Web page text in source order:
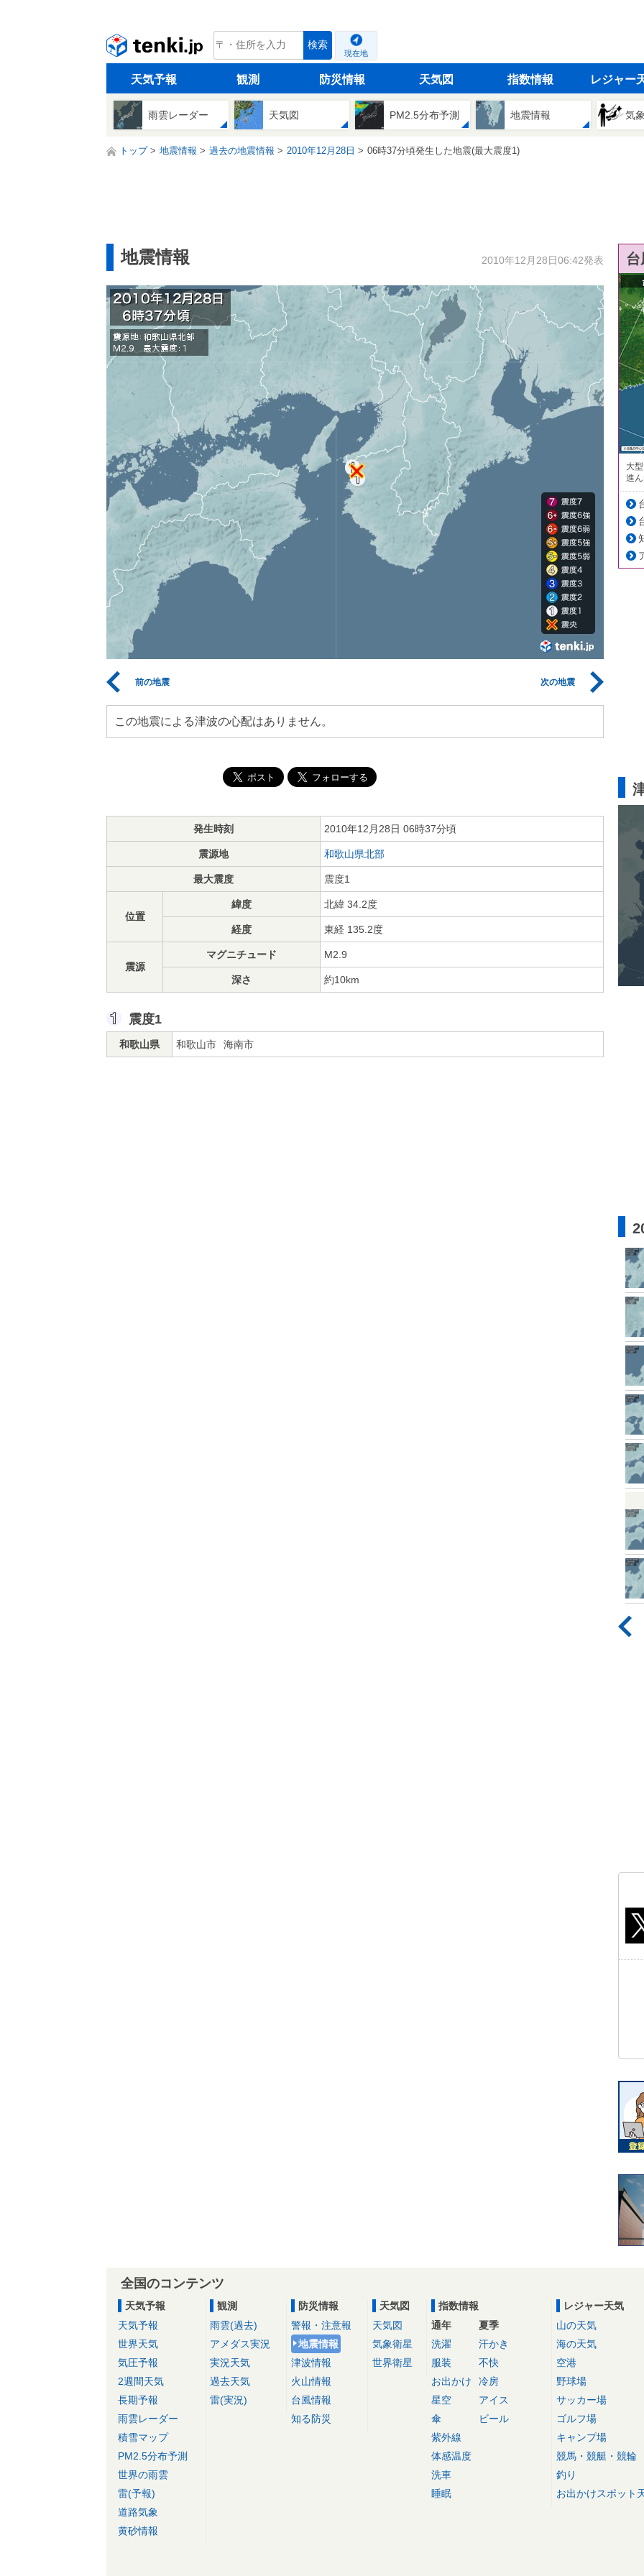
tenki.jp 検索
現在地
天気予報 観測 防災情報 天気図 指数情報 レジャー
雨雲レーダー 天気図 PM2.5分布予測 地震情報 気
トップ 地震情報 過去の地震情報 2010年12月28日 06時37分頃発生した地震(最大震度1)
地震情報 2010年12月28日06:42発表
前の地震 次の地震
この地震による津波の心配はありません。
発生時刻 2010年12月28日 06時37分頃
震源地 和歌山県北部
最大震度 震度1
位置
緯度 北緯 34.2度
経度 東経 135.2度
震源
マグニチュード M2.9
深さ 約10km
震度1
和歌山県 和歌山市 海南市
大
進
全国のコンテンツ
天気予報
天気予報
世界天気
気圧予報
2週間天気
長期予報
雨雲レーダー
積雪マップ
PM2.5分布予測
世界の雨雲
雷(予報)
道路気象
黄砂情報
観測
雨雲(過去)
アメダス実況
実況天気
過去天気
雷(実況)
防災情報
警報・注意報
地震情報
津波情報
火山情報
台風情報
知る防災
天気図
天気図
気象衛星
世界衛星
指数情報
通年
洗濯
服装
お出かけ
星空
傘
紫外線
体感温度
洗車
睡眠
夏季
汗かき
不快
冷房
アイス
ビール
レジャー天気
山の天気
海の天気
空港
野球場
サッカー場
ゴルフ場
キャンプ場
競馬・競艇・競輪
釣り
お出かけスポット